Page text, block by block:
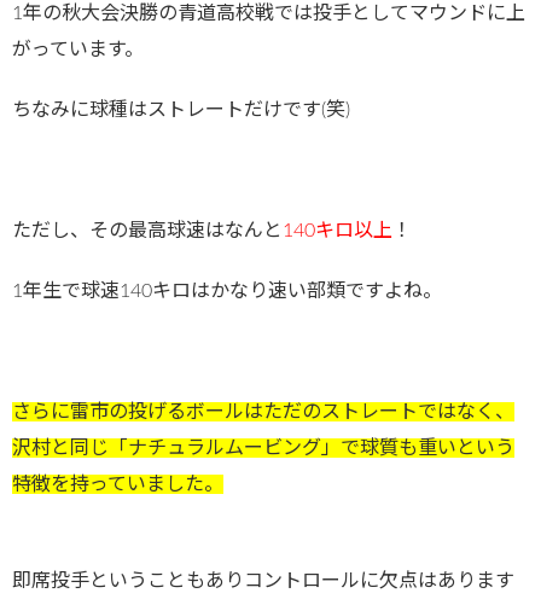
1年の秋大会決勝の青道高校戦では投手としてマウンドに上
がっています。
ちなみに球種はストレートだけです(笑)
ただし、その最高球速はなんと 140キロ以上 ！
1年生で球速140キロはかなり速い部類ですよね。
さらに雷市の投げるボールはただのストレートではなく、
沢村と同じ「ナチュラルムービング」で球質も重いという
特徴を持っていました。
即席投手ということもありコントロールに欠点はあります